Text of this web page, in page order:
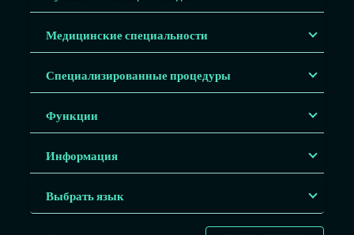
Медицинские специальности
Специализированные процедуры
Функции
Информация
Выбрать язык